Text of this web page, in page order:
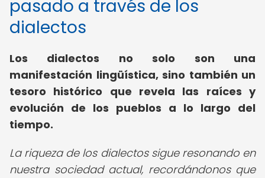
pasado a través de los
dialectos
Los dialectos no solo son una
manifestación lingüística, sino también un
tesoro histórico que revela las raíces y
evolución de los pueblos a lo largo del
tiempo.
La riqueza de los dialectos sigue resonando en
nuestra sociedad actual, recordándonos que